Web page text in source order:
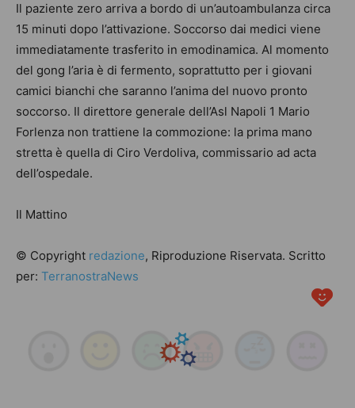
Il paziente zero arriva a bordo di un’autoambulanza circa
15 minuti dopo l’attivazione. Soccorso dai medici viene
immediatamente trasferito in emodinamica. Al momento
del gong l’aria è di fermento, soprattutto per i giovani
camici bianchi che saranno l’anima del nuovo pronto
soccorso. Il direttore generale dell’Asl Napoli 1 Mario
Forlenza non trattiene la commozione: la prima mano
stretta è quella di Ciro Verdoliva, commissario ad acta
dell’ospedale.
Il Mattino
© Copyright redazione, Riproduzione Riservata. Scritto
per: TerranostraNews